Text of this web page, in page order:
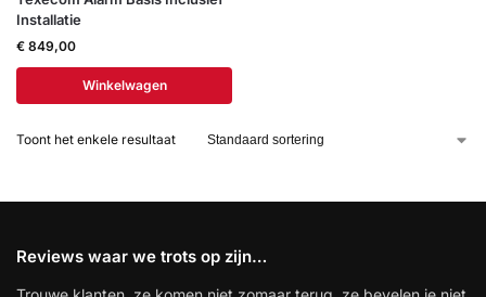
Alarmsystemen
Camera's
Installatie
€ 849,00
Winkelwagen
Toont het enkele resultaat
Reviews waar we trots op zijn…